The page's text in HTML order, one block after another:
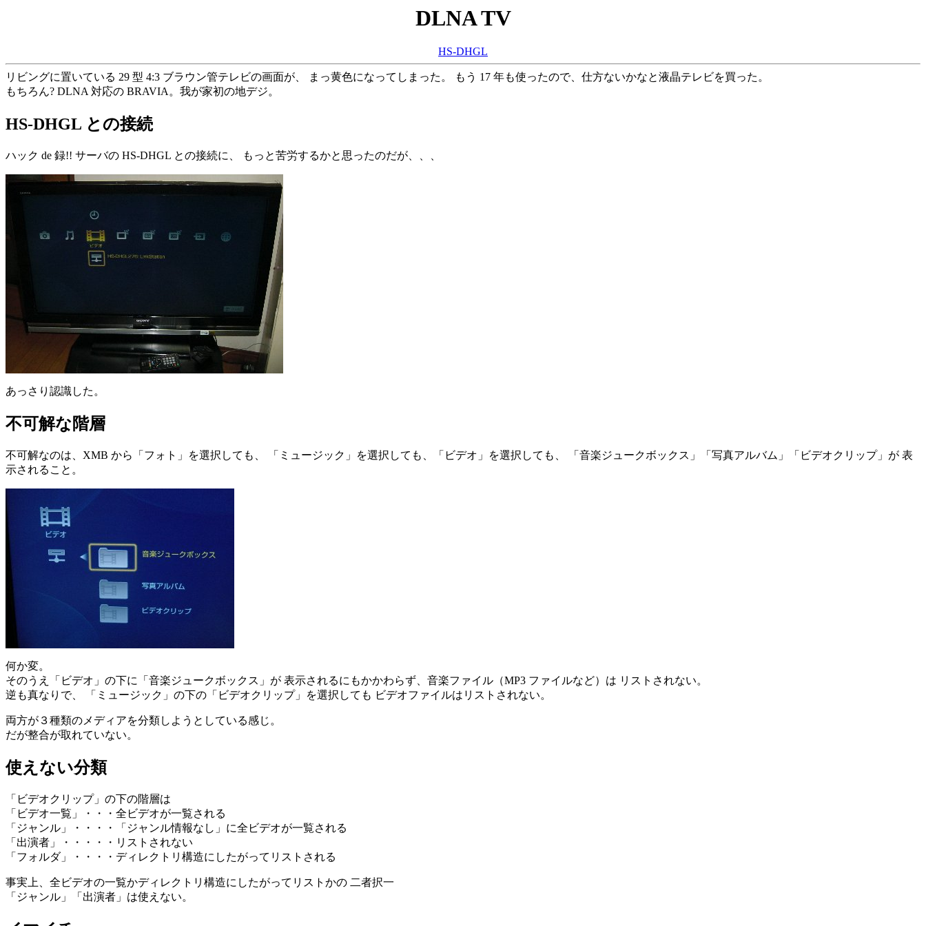
DLNA TV
HS-DHGL
リビングに置いている 29 型 4:3 ブラウン管テレビの画面が、 まっ黄色になってしまった。 もう 17 年も使ったので、仕方ないかなと液晶テレビを買った。
もちろん? DLNA 対応の BRAVIA。我が家初の地デジ。
HS-DHGL との接続
ハック de 録!! サーバの HS-DHGL との接続に、 もっと苦労するかと思ったのだが、、、
あっさり認識した。
不可解な階層
不可解なのは、XMB から「フォト」を選択しても、 「ミュージック」を選択しても、「ビデオ」を選択しても、 「音楽ジュークボックス」「写真アルバム」「ビデオクリップ」が 表
示されること。
何か変。
そのうえ「ビデオ」の下に「音楽ジュークボックス」が 表示されるにもかかわらず、音楽ファイル（MP3 ファイルなど）は リストされない。
逆も真なりで、 「ミュージック」の下の「ビデオクリップ」を選択しても ビデオファイルはリストされない。
両方が３種類のメディアを分類しようとしている感じ。
だが整合が取れていない。
使えない分類
「ビデオクリップ」の下の階層は
「ビデオ一覧」・・・全ビデオが一覧される
「ジャンル」・・・・「ジャンル情報なし」に全ビデオが一覧される
「出演者」・・・・・リストされない
「フォルダ」・・・・ディレクトリ構造にしたがってリストされる
事実上、全ビデオの一覧かディレクトリ構造にしたがってリストかの 二者択一
「ジャンル」「出演者」は使えない。